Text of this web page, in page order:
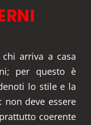
arriva a casa
per questo è
lo stile e la
non deve essere
coerente